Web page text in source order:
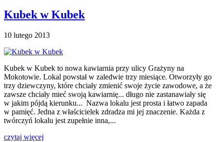
Kubek w Kubek
10 lutego 2013
Kubek w Kubek to nowa kawiarnia przy ulicy Grażyny na
Mokotowie. Lokal powstał w zaledwie trzy miesiące. Otworzyły go
trzy dziewczyny, które chciały zmienić swoje życie zawodowe, a że
zawsze chciały mieć swoją kawiarnię... długo nie zastanawiały się
w jakim pójdą kierunku... Nazwa lokalu jest prosta i łatwo zapada
w pamięć. Jedna z właścicielek zdradza mi jej znaczenie. Każda z
twórczyń lokalu jest zupełnie inna,...
czytaj więcej